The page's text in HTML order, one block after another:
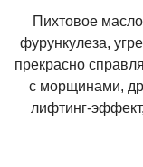
Пихтовое
фурункулеза,
прекрасно
с морщинами,
лифтинг-